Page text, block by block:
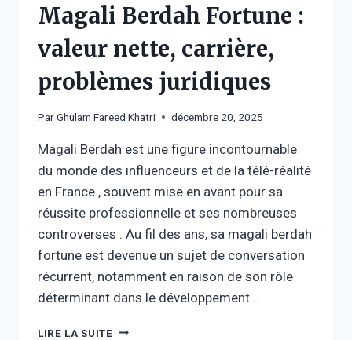
Magali Berdah Fortune :
valeur nette, carrière,
problèmes juridiques
ParGhulam Fareed Khatri décembre 20, 2025
Magali Berdah est une figure incontournable
du monde des influenceurs et de la télé-réalité
en France , souvent mise en avant pour sa
réussite professionnelle et ses nombreuses
controverses . Au fil des ans, sa magali berdah
fortune est devenue un sujet de conversation
récurrent, notamment en raison de son rôle
déterminant dans le développement…
LIRE LA SUITEMAGALI